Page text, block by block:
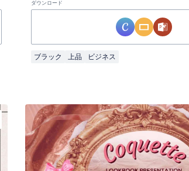
ダウンロード
ブラック 上品 ビジネス